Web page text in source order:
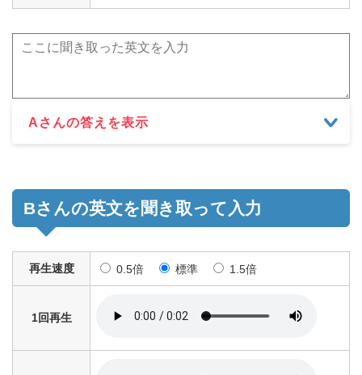
Aさんの答えを表示
Bさんの英文を聞き取って入力
再生速度 0.5倍 標準 1.5倍
1回再生